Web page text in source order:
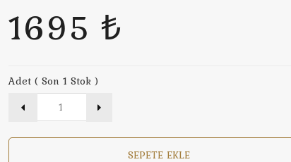
1695 ₺
Adet ( Son 1 Stok )
SEPETE EKLE